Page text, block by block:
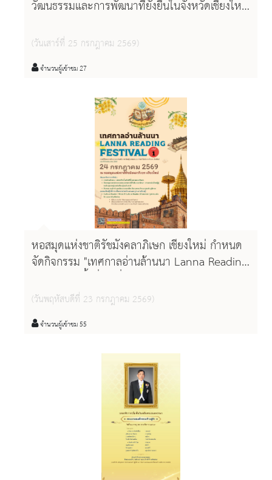
วัฒนธรรมและการพัฒนาที่ยั่งยืนในจังหวัดเชียงใหม่
(วันเสาร์ที่ 25 กรกฎาคม 2569)
จำนวนผู้เข้าชม 27
หอสมุดแห่งชาติรัชมังคลาภิเษก เชียงใหม่ กำหนด
จัดกิจกรรม "เทศกาลอ่านล้านนา Lanna Reading
(Culture Reader)“ มรดกศิลปวัฒนธรรมล้านนา
เพื่อการเรียนรู้
(วันพฤหัสบดีที่ 23 กรกฎาคม 2569)
จำนวนผู้เข้าชม 55